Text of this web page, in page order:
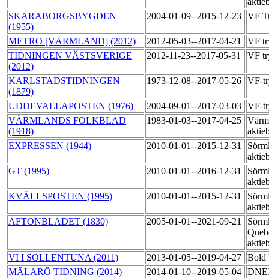
SKARABORGSBYGDEN
(1955)
2004-01-09--2015-12-23 VF
METRO [VÄRMLAND] (2012) 2012-05-03--2017-04-21
VF
TIDNINGEN VÄSTSVERIGE
(2012)
2012-11-23--2017-05-31 VF
KARLSTADSTIDNINGEN
(1879)
1973-12-08--2017-05-26 VF-
UDDEVALLAPOSTEN (1976) 2004-09-01--2017-03-03 VF-
VÄRMLANDS FOLKBLAD
(1918)
1983-01-03--2017-04-25
EXPRESSEN (1944)
2010-01-01--2015-12-31
GT (1995)
2010-01-01--2016-12-31
KVÄLLSPOSTEN (1995)
2010-01-01--2015-12-31
AFTONBLADET (1830)
2005-01-01--2021-09-21
VI I SOLLENTUNA (2011)
2013-01-05--2019-04-27 Bold
MÄLARÖ TIDNING (2014)
2014-01-10--2019-05-04